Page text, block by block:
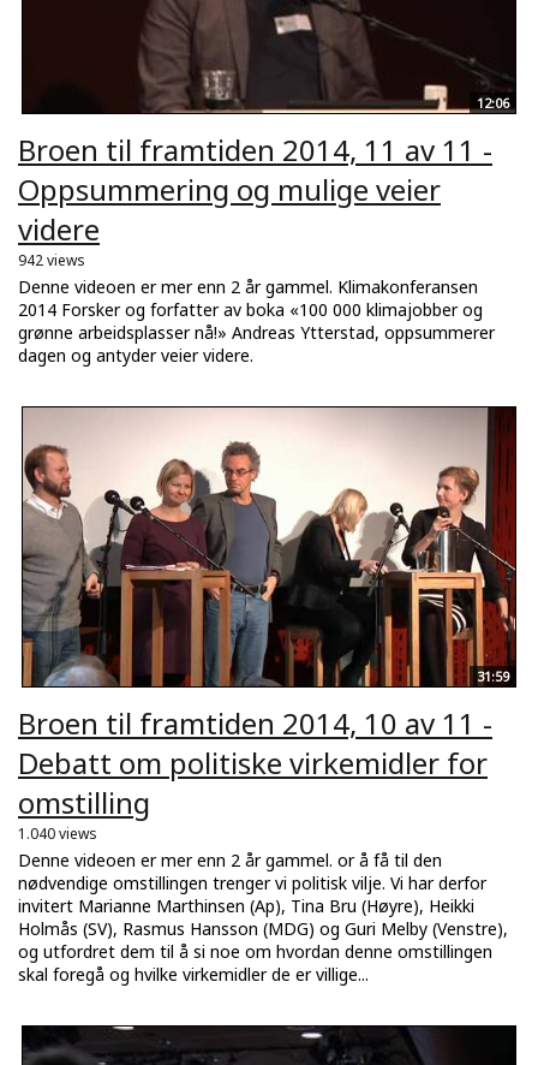
12:06
Broen til framtiden 2014, 11 av 11 -
Oppsummering og mulige veier
videre
942 views
Denne videoen er mer enn 2 år gammel. Klimakonferansen
2014 Forsker og forfatter av boka «100 000 klimajobber og
grønne arbeidsplasser nå!» Andreas Ytterstad, oppsummerer
dagen og antyder veier videre.
31:59
Broen til framtiden 2014, 10 av 11 -
Debatt om politiske virkemidler for
omstilling
1.040 views
Denne videoen er mer enn 2 år gammel. or å få til den
nødvendige omstillingen trenger vi politisk vilje. Vi har derfor
invitert Marianne Marthinsen (Ap), Tina Bru (Høyre), Heikki
Holmås (SV), Rasmus Hansson (MDG) og Guri Melby (Venstre),
og utfordret dem til å si noe om hvordan denne omstillingen
skal foregå og hvilke virkemidler de er villige...